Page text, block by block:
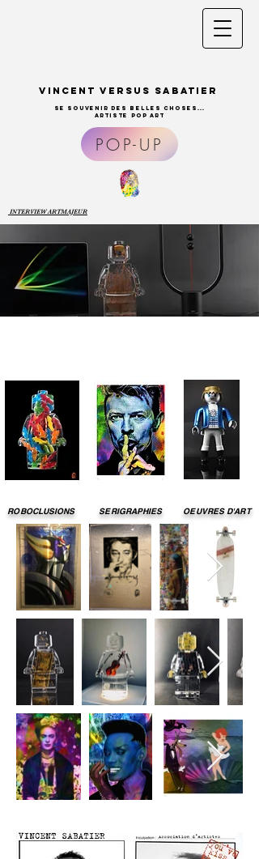
se souvenir des belles choses...
ARTISTE pop ART
Vincent VerSus Sabatier
INTERVIEW ARTMAJEUR
POP-UP
ROBOCLUSIONS SERIGRAPHIES OEUVRES D'ART